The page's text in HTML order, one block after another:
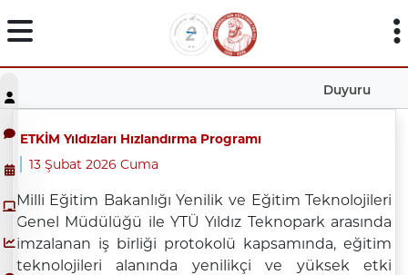
Duyuru
ETKİM Yıldızları Hızlandırma Programı
13 Şubat 2026 Cuma
Milli Eğitim Bakanlığı Yenilik ve Eğitim Teknolojileri
Genel Müdülüğü ile YTÜ Yıldız Teknopark arasında
imzalanan iş birliği protokolü kapsamında, eğitim
teknolojileri alanında yenilikçi ve yüksek etki